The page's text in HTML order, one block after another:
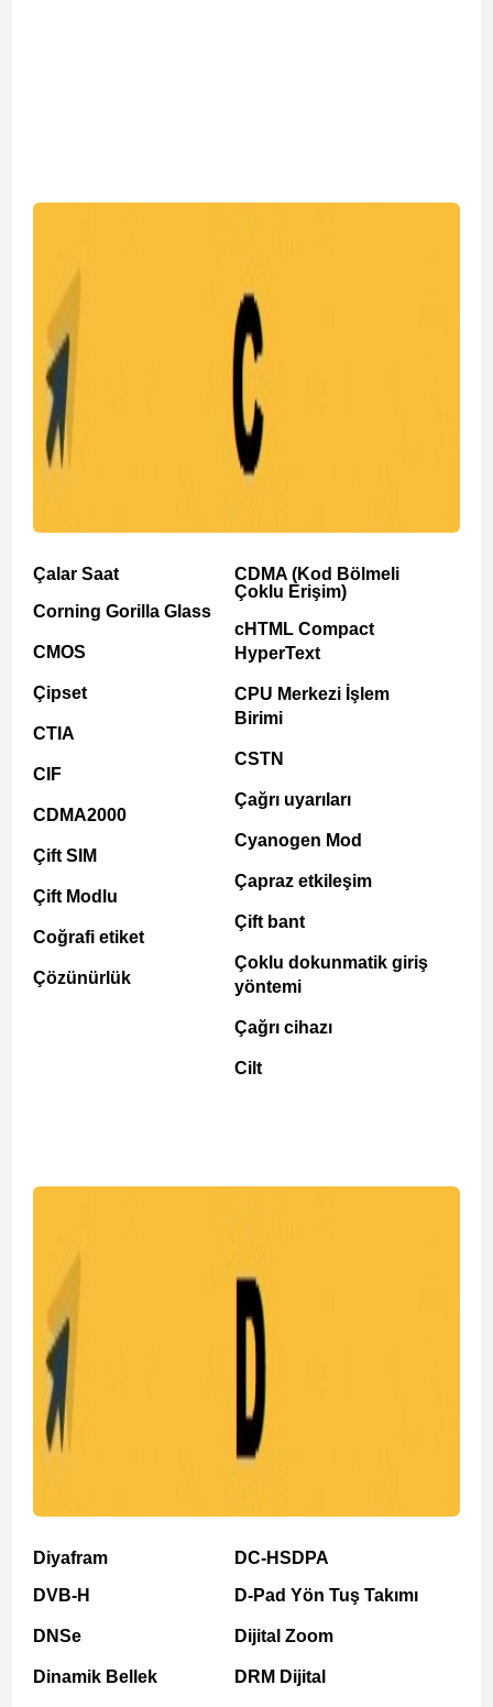
Çalar Saat
Corning Gorilla Glass
CMOS
Çipset
CTIA
CIF
CDMA2000
Çift SIM
Çift Modlu
Coğrafi etiket
Çözünürlük
CDMA (Kod Bölmeli
Çoklu Erişim)
cHTML Compact
HyperText
CPU Merkezi İşlem
Birimi
CSTN
Çağrı uyarıları
Cyanogen Mod
Çapraz etkileşim
Çift bant
Çoklu dokunmatik giriş
yöntemi
Çağrı cihazı
Cilt
Diyafram
DVB-H
DNSe
Dinamik Bellek
DC-HSDPA
D-Pad Yön Tuş Takımı
Dijital Zoom
DRM Dijital